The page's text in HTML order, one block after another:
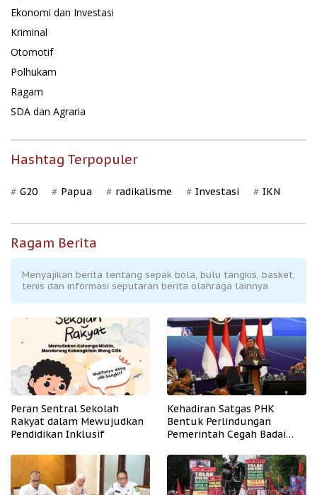
Ekonomi dan Investasi
Kriminal
Otomotif
Polhukam
Ragam
SDA dan Agraria
Hashtag Terpopuler
G20 Papua radikalisme Investasi IKN
Ragam Berita
Menyajikan berita tentang sepak bola, bulu tangkis, basket,
tenis dan informasi seputaran berita olahraga lainnya
Peran Sentral Sekolah
Rakyat dalam Mewujudkan
Pendidikan Inklusif
Kehadiran Satgas PHK
Bentuk Perlindungan
Pemerintah Cegah Badai